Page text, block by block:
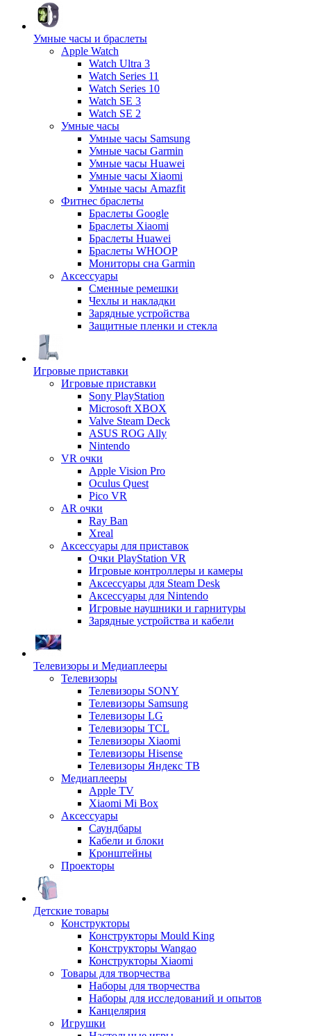
Умные часы и браслеты
Apple Watch
Watch Ultra 3
Watch Series 11
Watch Series 10
Watch SE 3
Watch SE 2
Умные часы
Умные часы Samsung
Умные часы Garmin
Умные часы Huawei
Умные часы Xiaomi
Умные часы Amazfit
Фитнес браслеты
Браслеты Google
Браслеты Xiaomi
Браслеты Huawei
Браслеты WHOOP
Мониторы сна Garmin
Аксессуары
Сменные ремешки
Чехлы и накладки
Зарядные устройства
Защитные пленки и стекла
Игровые приставки
Игровые приставки
Sony PlayStation
Microsoft XBOX
Valve Steam Deck
ASUS ROG Ally
Nintendo
VR очки
Apple Vision Pro
Oculus Quest
Pico VR
AR очки
Ray Ban
Xreal
Аксессуары для приставок
Очки PlayStation VR
Игровые контроллеры и камеры
Аксессуары для Steam Desk
Аксессуары для Nintendo
Игровые наушники и гарнитуры
Зарядные устройства и кабели
Телевизоры и Медиаплееры
Телевизоры
Телевизоры SONY
Телевизоры Samsung
Телевизоры LG
Телевизоры TCL
Телевизоры Xiaomi
Телевизоры Hisense
Телевизоры Яндекс ТВ
Медиаплееры
Apple TV
Xiaomi Mi Box
Аксессуары
Саундбары
Кабели и блоки
Кронштейны
Проекторы
Детские товары
Конструкторы
Конструкторы Mould King
Конструкторы Wangao
Конструкторы Xiaomi
Товары для творчества
Наборы для творчества
Наборы для исследований и опытов
Канцелярия
Игрушки